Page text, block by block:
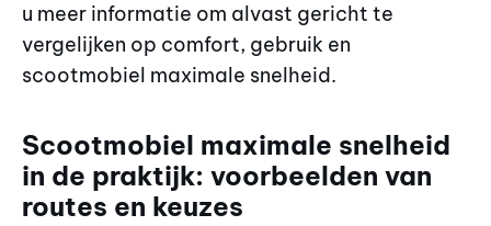
u meer informatie om alvast gericht te
vergelijken op comfort, gebruik en
scootmobiel maximale snelheid.
Scootmobiel maximale snelheid
in de praktijk: voorbeelden van
routes en keuzes